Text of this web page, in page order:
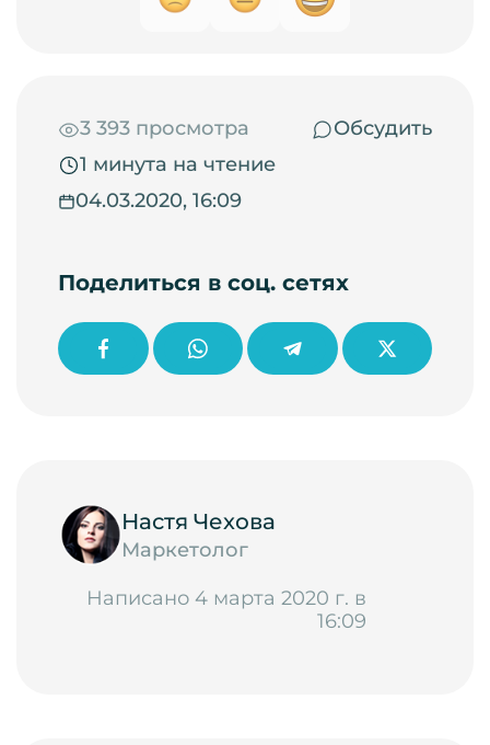
3 393 просмотра
Обсудить
1 минута на чтение
04.03.2020, 16:09
Поделиться в соц. сетях
Настя Чехова
Маркетолог
Написано 4 марта 2020 г. в
16:09